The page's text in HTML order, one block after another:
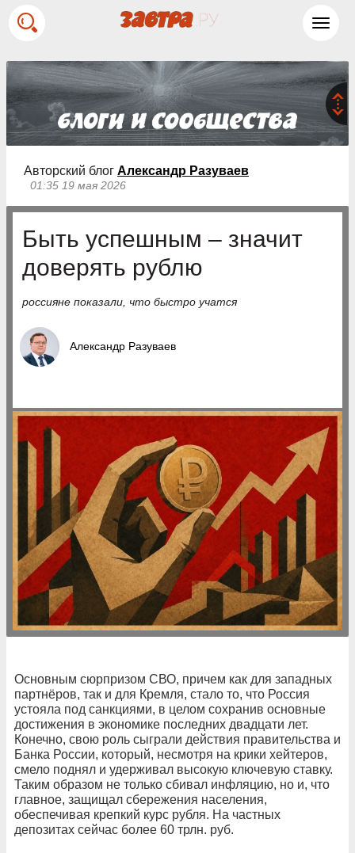
Авторский блог Александр Разуваев
01:35 19 мая 2026
Быть успешным – значит
доверять рублю
россияне показали, что быстро учатся
Александр Разуваев
Основным сюрпризом СВО, причем как для западных
партнёров, так и для Кремля, стало то, что Россия
устояла под санкциями, в целом сохранив основные
достижения в экономике последних двадцати лет.
Конечно, свою роль сыграли действия правительства и
Банка России, который, несмотря на крики хейтеров,
смело поднял и удерживал высокую ключевую ставку.
Таким образом не только сбивал инфляцию, но и, что
главное, защищал сбережения населения,
обеспечивая крепкий курс рубля. На частных
депозитах сейчас более 60 трлн. руб.